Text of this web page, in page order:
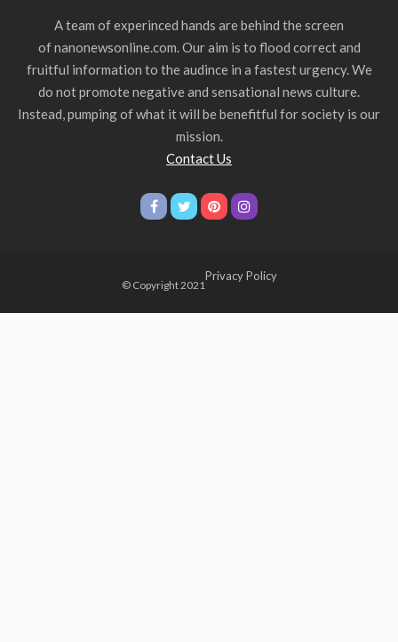
A team of experinced hands are behind the screen
of nanonewsonline.com. Our aim is to flood correct and
fruitful information to the audince in a fastest urgency. We
do not promote negative and sensational news culture.
Instead, pumping of what it will be benefitful for society is our
mission.
Contact Us
© Copyright 2021
Privacy Policy